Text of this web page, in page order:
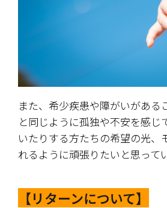
また、希少疾患や障がいがある
と同じように孤独や不安を感じ
いたりする方たちの希望の光、
れるように頑張りたいと思って
【リターンについて】